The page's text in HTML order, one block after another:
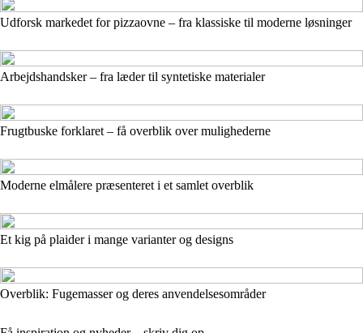
Udforsk markedet for pizzaovne – fra klassiske til moderne løsninger
Arbejdshandsker – fra læder til syntetiske materialer
Frugtbuske forklaret – få overblik over mulighederne
Moderne elmålere præsenteret i et samlet overblik
Et kig på plaider i mange varianter og designs
Overblik: Fugemasser og deres anvendelsesområder